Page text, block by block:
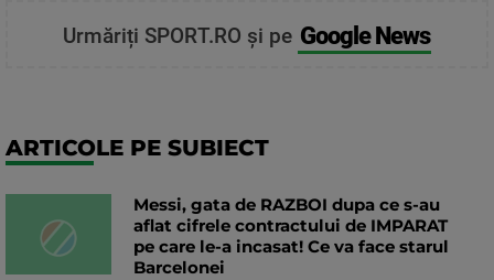
Urmăriți SPORT.RO și pe Google News
ARTICOLE PE SUBIECT
Messi, gata de RAZBOI dupa ce s-au
aflat cifrele contractului de IMPARAT
pe care le-a incasat! Ce va face starul
Barcelonei